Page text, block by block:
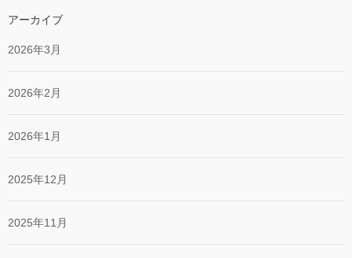
アーカイブ
2026年3月
2026年2月
2026年1月
2025年12月
2025年11月